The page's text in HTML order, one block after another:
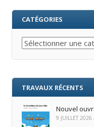
CATÉGORIES
Catégories
TRAVAUX RÉCENTS
Nouvel
9 JUILLET 2026